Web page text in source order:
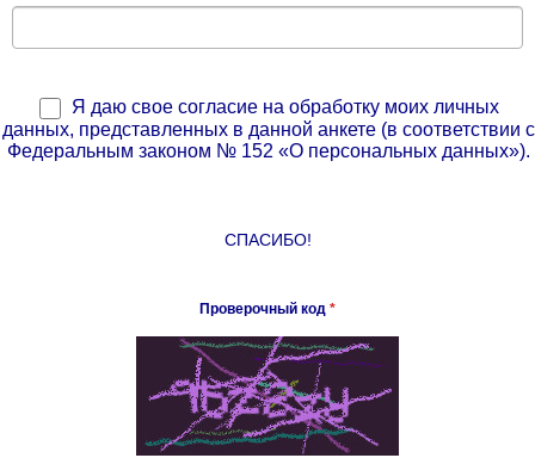
Я даю свое согласие на обработку моих личных
данных, представленных в данной анкете (в соответствии с
Федеральным законом № 152 «О персональных данных»).
СПАСИБО!
Проверочный код *